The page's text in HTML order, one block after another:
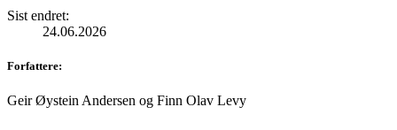
Sist endret:
24.06.2026
Forfattere:
Geir Øystein Andersen og Finn Olav Levy